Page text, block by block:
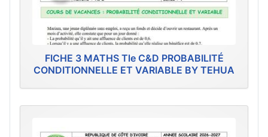
FICHE 3 MATHS Tle C&D PROBABILITÉ
CONDITIONNELLE ET VARIABLE BY TEHUA